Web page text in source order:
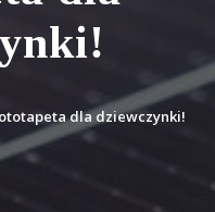
dla dziewczynki!